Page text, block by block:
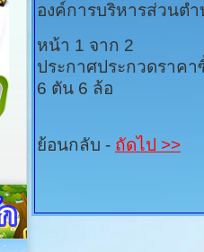
องค์การบริหารส่วนต
หน้า 1 จาก 2
ประกาศประกวดราค
6 ตัน 6 ล้อ
ย้อนกลับ - ถัดไป >>